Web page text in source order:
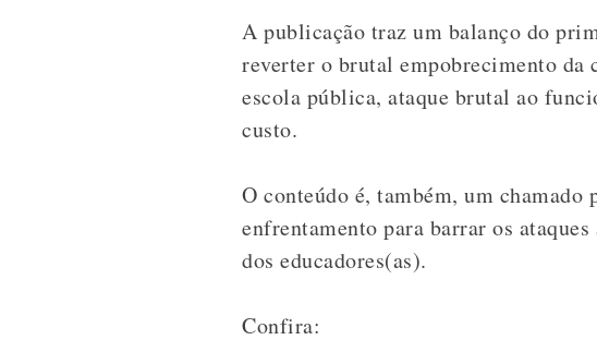
A publicação traz um balanço do
reverter o brutal empobrecimento da
escola pública, ataque brutal ao
custo.
O conteúdo é, também, um
enfrentamento para barrar os
dos educadores(as).
Confira: